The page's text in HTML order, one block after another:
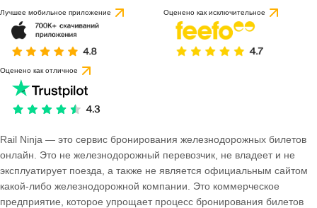
Лучшее мобильное приложение Оценено как исключительное
Оценено как отличное
Rail Ninja — это сервис бронирования железнодорожных билетов
онлайн. Это не железнодорожный перевозчик, не владеет и не
эксплуатирует поезда, а также не является официальным сайтом
какой-либо железнодорожной компании. Это коммерческое
предприятие, которое упрощает процесс бронирования билетов
на основе 1 отзыва